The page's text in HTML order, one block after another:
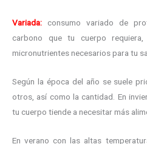
Variada: consumo variado de
carbono que tu cuerpo
micronutrientes necesarios para tu
Según la época del año se suele
otros, así como la cantidad. En
tu cuerpo tiende a necesitar más
En verano con las altas